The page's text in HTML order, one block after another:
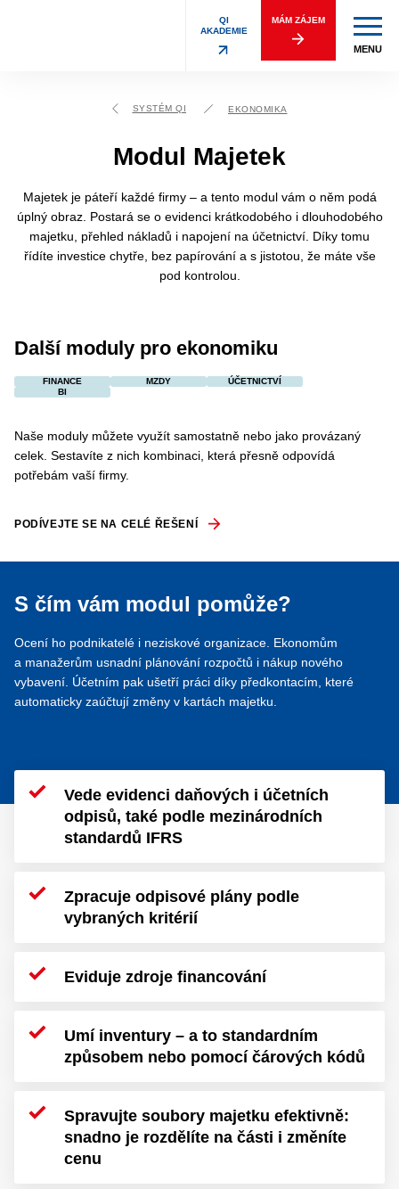
QI
AKADEMIE
MÁM ZÁJEM
MENU
SYSTÉM QI EKONOMIKA
Modul Majetek
Majetek je páteří každé firmy – a tento modul vám o něm podá
úplný obraz. Postará se o evidenci krátkodobého i dlouhodobého
majetku, přehled nákladů i napojení na účetnictví. Díky tomu
řídíte investice chytře, bez papírování a s jistotou, že máte vše
pod kontrolou.
Další moduly pro ekonomiku
FINANCE MZDY
ÚČETNICTVÍ
BI
Naše moduly můžete využít samostatně nebo jako provázaný
celek. Sestavíte z nich kombinaci, která přesně odpovídá
potřebám vaší firmy.
PODÍVEJTE SE NA CELÉ ŘEŠENÍ
S čím vám modul pomůže?
Ocení ho podnikatelé i neziskové organizace. Ekonomům
a manažerům usnadní plánování rozpočtů i nákup nového
vybavení. Účetním pak ušetří práci díky předkontacím, které
automaticky zaúčtují změny v kartách majetku.
Vede evidenci daňových i účetních
odpisů, také podle mezinárodních
standardů IFRS
Zpracuje odpisové plány podle
vybraných kritérií
Eviduje zdroje financování
Umí inventury – a to standardním
způsobem nebo pomocí čárových kódů
Spravujte soubory majetku efektivně:
snadno je rozdělíte na části i změníte
cenu